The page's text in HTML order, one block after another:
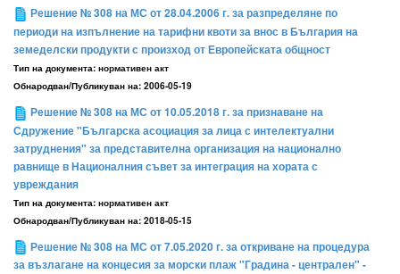
Решение № 308 на МС от 28.04.2006 г. за разпределяне по
периоди на изпълнение на тарифни квоти за внос в България на
земеделски продукти с произход от Европейската общност
Тип на документа: нормативен акт
Обнародван/Публикуван на: 2006-05-19
Решение № 308 на МС от 10.05.2018 г. за признаване на
Сдружение "Българска асоциация за лица с интелектуални
затруднения" за представителна организация на национално
равнище в Националния съвет за интеграция на хората с
увреждания
Тип на документа: нормативен акт
Обнародван/Публикуван на: 2018-05-15
Решение № 308 на МС от 7.05.2020 г. за откриване на процедура
за възлагане на концесия за морски плаж "Градина - централен" -